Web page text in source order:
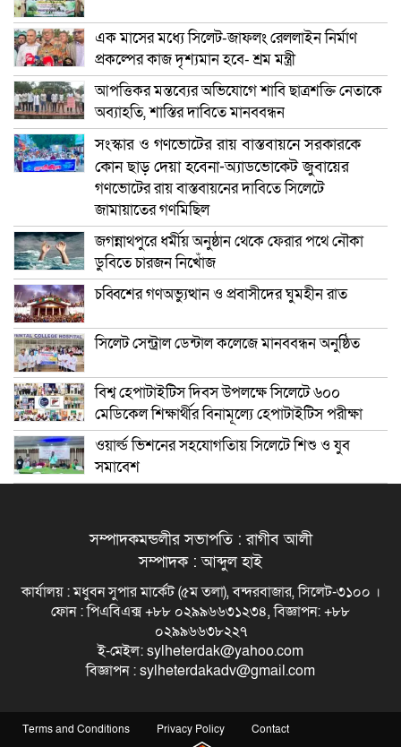
এক মাসের মধ্যে সিলেট-জাফলং রেললাইন নির্মাণ
প্রকল্পের কাজ দৃশ্যমান হবে- শ্রম মন্ত্রী
আপত্তিকর মন্তব্যের অভিযোগে শাবি ছাত্রশক্তি নেতাকে
অব্যাহতি, শাস্তির দাবিতে মানববন্ধন
সংস্কার ও গণভোটের রায় বাস্তবায়নে সরকারকে
কোন ছাড় দেয়া হবেনা-অ্যাডভোকেট জুবায়ের
গণভোটের রায় বাস্তবায়নের দাবিতে সিলেটে
জামায়াতের গণমিছিল
জগন্নাথপুরে ধর্মীয় অনুষ্ঠান থেকে ফেরার পথে নৌকা
ডুবিতে চারজন নিখোঁজ
চব্বিশের গণঅভ্যুত্থান ও প্রবাসীদের ঘুমহীন রাত
সিলেট সেন্ট্রাল ডেন্টাল কলেজে মানববন্ধন অনুষ্ঠিত
বিশ্ব হেপাটাইটিস দিবস উপলক্ষে সিলেটে ৬০০
মেডিকেল শিক্ষার্থীর বিনামূল্যে হেপাটাইটিস পরীক্ষা
ওয়ার্ল্ড ভিশনের সহযোগতিায় সিলেটে শিশু ও যুব
সমাবেশ
সম্পাদকমন্ডলীর সভাপতি : রাগীব আলী
সম্পাদক : আব্দুল হাই
কার্যালয় : মধুবন সুপার মার্কেট (৫ম তলা), বন্দরবাজার, সিলেট-৩১০০ ।
ফোন : পিএবিএক্স +৮৮ ০২৯৯৬৬৩১২৩৪, বিজ্ঞাপন: +৮৮
০২৯৯৬৬৩৮২২৭
ই-মেইল: sylheterdak@yahoo.com
বিজ্ঞাপন : sylheterdakadv@gmail.com
Terms and Conditions Privacy Policy Contact